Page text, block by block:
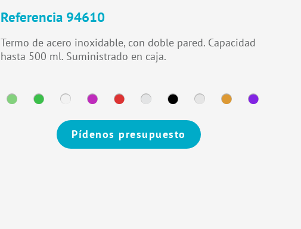
Referencia 94610
Termo de acero inoxidable, con doble pared. Capacidad
hasta 500 ml. Suministrado en caja.
Pídenos presupuesto